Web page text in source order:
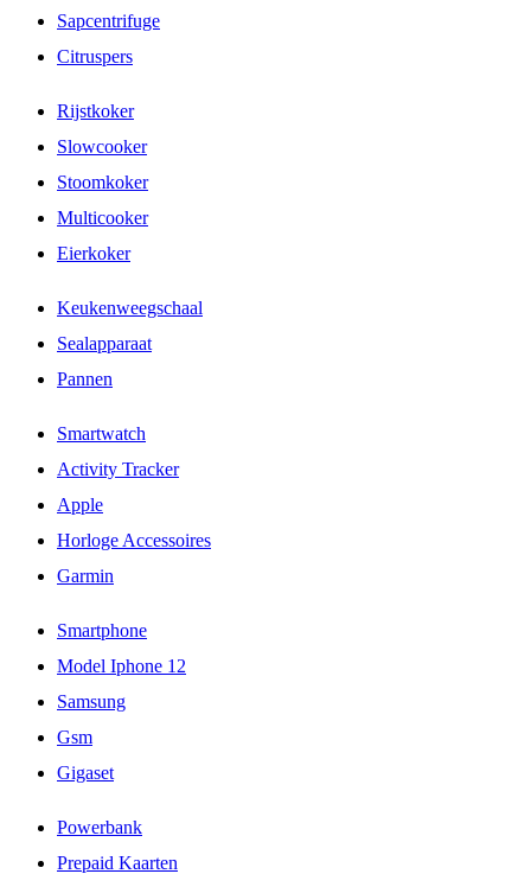
Sapcentrifuge
Citruspers
Rijstkoker
Slowcooker
Stoomkoker
Multicooker
Eierkoker
Keukenweegschaal
Sealapparaat
Pannen
Smartwatch
Activity Tracker
Apple
Horloge Accessoires
Garmin
Smartphone
Model Iphone 12
Samsung
Gsm
Gigaset
Powerbank
Prepaid Kaarten